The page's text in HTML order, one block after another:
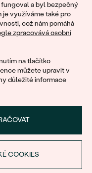
a byl bezpečný
je využíváme také pro
což nám pomáhá
zpracovává osobní
na tlačítko
můžete upravit v
důležité informace
COOKIES